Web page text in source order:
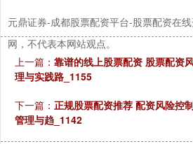
元鼎证券-成都股票配资平台-股票配资在
网，不代表本网站观点。
上一篇： 靠谱的线上股票配资 股票配资
理与实践路_1155
下一篇： 正规股票配资推荐 配资风险控
管理与趋_1142
沪深300